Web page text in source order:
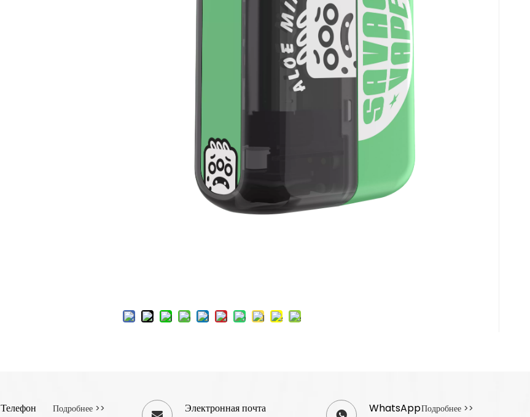
Телефон
Подробнее >>
Электронная почта WhatsAppПодробнее >>